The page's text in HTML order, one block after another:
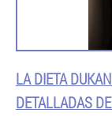
LA DIETA
DETALLADAS